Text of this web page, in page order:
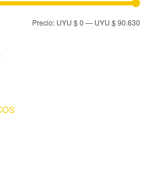
Precio: UYU $ 0—UYU $ 90.630